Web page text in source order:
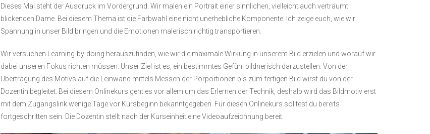
Dieses Mal steht der Ausdruck im Vordergrund. Wir malen ein Portrait einer sinnlichen, vielleicht auch verträumt
blickenden Dame. Bei diesem Thema ist die Farbwahl eine nicht unerhebliche Komponente. Ich zeige euch, wie wir
Spannung in unser Bild bringen und die Emotionen malerisch richtig transportieren.
Wir versuchen Learning-by-doing herauszufinden, wie wir die maximale Wirkung in unserem Bild erzielen und worauf wir
dabei unseren Fokus richten müssen. Unser Ziel ist es, ein bestimmtes Gefühl bildnerisch darzustellen. Von der
Übertragung des Motivs auf die Leinwand mittels Messen der Porportionen bis zum fertigen Bild wirst du von der
Dozentin begleitet. Bei diesem Onlinekurs geht es vor allem um das Erlernen der Technik, deshalb wird das Bildmotiv erst
mit dem Zugangslink wenige Tage vor Kursbeginn bekanntgegeben. Für diesen Onlinekurs solltest du bereits
fortgeschritten sein. Die Dozentin stellt nach der Kurseinheit eine Videoaufzeichnung bereit.